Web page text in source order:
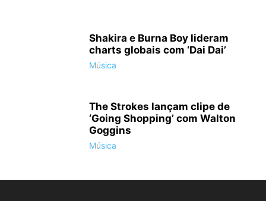
Shakira e Burna Boy lideram
charts globais com ‘Dai Dai’
Música
The Strokes lançam clipe de
‘Going Shopping’ com Walton
Goggins
Música